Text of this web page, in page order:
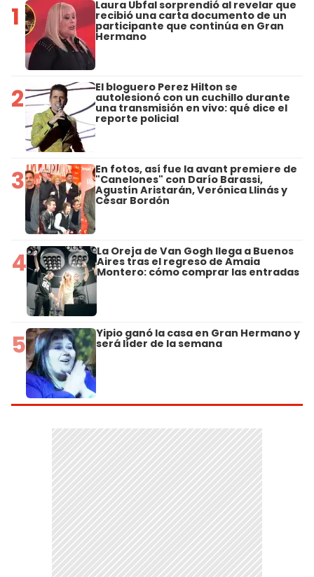
1 Laura Ubfal sorprendió al revelar que
recibió una carta documento de un
participante que continúa en Gran
Hermano
2 El bloguero Perez Hilton se
autolesionó con un cuchillo durante
una transmisión en vivo: qué dice el
reporte policial
3 En fotos, así fue la avant premiere de
"Canelones" con Darío Barassi,
Agustín Aristarán, Verónica Llinás y
César Bordón
4 La Oreja de Van Gogh llega a Buenos
Aires tras el regreso de Amaia
Montero: cómo comprar las entradas
5 Yipio ganó la casa en Gran Hermano y
será líder de la semana